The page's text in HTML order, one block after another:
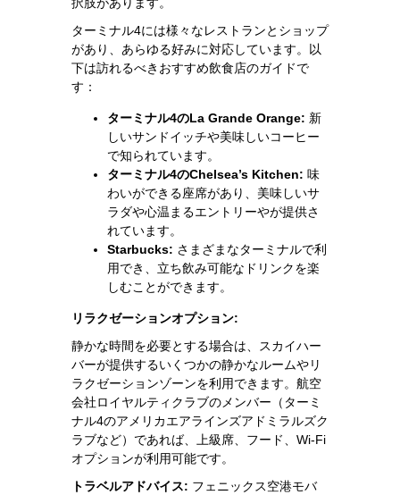
ターミナル4には様々なレストランとショップ
があり、あらゆる好みに対応しています。以
下は訪れるべきおすすめ飲食店のガイドで
す：
ターミナル4のLa Grande Orange: 新
しいサンドイッチや美味しいコーヒー
で知られています。
ターミナル4のChelsea’s Kitchen: 味
わいができる座席があり、美味しいサ
ラダや心温まるエントリーやが提供さ
れています。
Starbucks: さまざまなターミナルで利
用でき、立ち飲み可能なドリンクを楽
しむことができます。
リラクゼーションオプション:
静かな時間を必要とする場合は、スカイハー
バーが提供するいくつかの静かなルームやリ
ラクゼーションゾーンを利用できます。航空
会社ロイヤルティクラブのメンバー（ターミ
ナル4のアメリカエアラインズアドミラルズク
ラブなど）であれば、上級席、フード、Wi-Fi
オプションが利用可能です。
トラベルアドバイス: フェニックス空港モバ